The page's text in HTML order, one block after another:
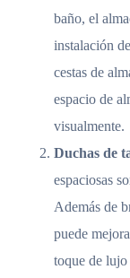
baño, el
instalación
cestas de
espacio de
visualmente.
Duchas de
espaciosas
Además de
puede
toque de lujo